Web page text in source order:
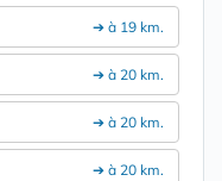
➔ à 19 km.
➔ à 20 km.
➔ à 20 km.
➔ à 20 km.